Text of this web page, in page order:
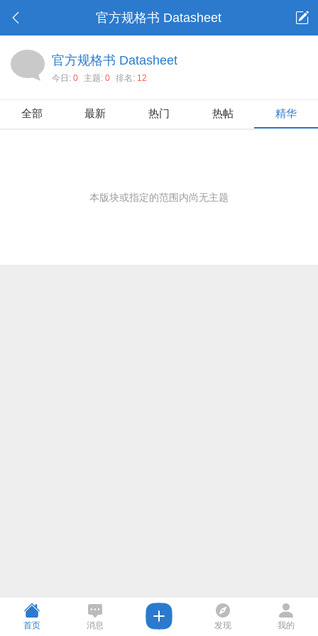
官方规格书 Datasheet
官方规格书 Datasheet
今日: 0 主题: 0 排名: 12
全部 最新 热门 热帖 精华
本版块或指定的范围内尚无主题
首页 消息 发现 我的